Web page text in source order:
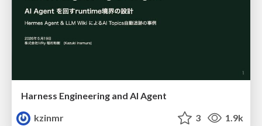
Harness Engineering and Al Agent
kzinmr
3 1.9k